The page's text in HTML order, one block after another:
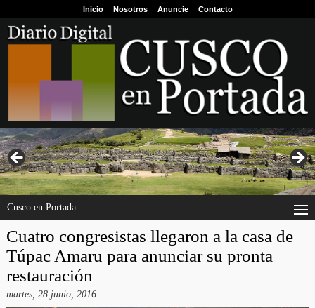
Inicio Nosotros Anuncie Contacto
Cusco en Portada
Cuatro congresistas llegaron a la casa de
Túpac Amaru para anunciar su pronta
restauración
martes, 28 junio, 2016